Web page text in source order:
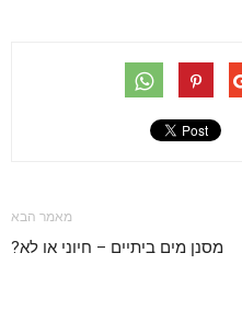
מאמר הבא
מסנן מים ביתיים – חיוני או לא?